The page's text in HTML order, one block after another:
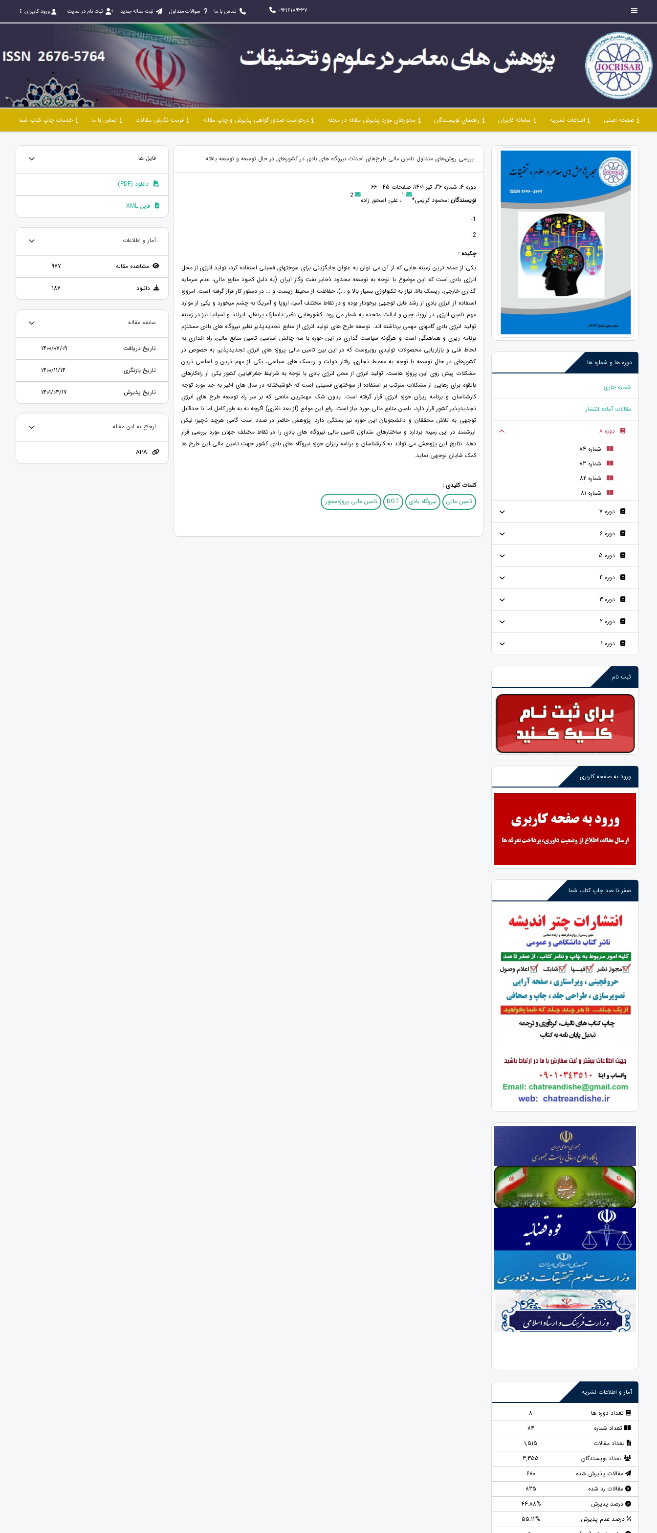
09216189337 تماس با ما سوالات متداول ثبت مقاله جدید ثبت نام در سایت ورود کاربران
صفحه اصلی اطلاعات نشریه سامانه کاربران راهنمای نویسندگان محورهای مورد پذیرش مقاله در مجله درخواست صدور گواهی پذیرش و چاپ مقاله فرمت نگارش مقالات تماس با ما خدمات چاپ کتاب شما
دوره ها و شماره ها
شماره جاری
مقالات آماده انتشار
دوره 8
شماره 84
شماره 83
شماره 82
شماره 81
دوره 7
دوره 6
دوره 5
دوره 4
دوره 3
دوره 2
دوره 1
ثبت نام
ورود به صفحه کاربری
صفر تا صد چاپ کتاب شما
آمار و اطلاعات نشریه
تعداد دوره ها
8
تعداد شماره
84
تعداد مقالات
1,515
تعداد نویسندگان
3,355
مقالات پذیرش شده
680
مقالات رد شده
835
درصد پذیرش
44.88%
درصد عدم پذیرش
55.12%
بررسی روش‌های متداول تامين مالی طرح‌های احداث نيروگاه های بادی در کشورهای در حال توسعه و توسعه یافته
دوره 4، شماره 36، تیر 1401، صفحات 45 - 66
نویسندگان :محمود کریمی* 1، علی اسحق زاده 2
1
-
2
-
چکیده :
يکی از عمده ترين زمينه هايی که از آن می توان به عنوان جايگزينی برای سوختهای فسيلی استفاده کرد، توليد انرژی از محل
انرژی بادی است که اين موضوع با توجه به توسعه محدود ذخاير نفت وگاز ايران (به دليل کمبود منابع مالی، عدم سرمايه
گذاری خارجی، ريسک بالا، نياز به تکنولوژی بسيار بالا و ...)، حفاظت از محيط زيست و ... در دستور کار قرار گرفته است. امروزه
استفاده از انرژی بادی از رشد قابل توجهی برخودار بوده و در نقاط مختلف آسيا، اروپا و آمريکا به چشم میخورد و يکی از موارد
مهم تامين انرژی در اروپا، چين و ايالت متحده به شمار می رود. کشورهايی نظير دانمارک پرتغال، ايرلند و اسپانيا نيز در زمينه
توليد انرژی بادی گامهای مهمی برداشته اند. توسعه طرح های توليد انرژی از منابع تجديدپذير نظير نيروگاه های بادی مستلزم
برنامه ريزی و هماهنگی است و هرگونه سياست گذاری در این حوزه با سه چالش اساسی تامین منابع مالی، راه اندازی به
لحاظ فنی و بازاریابی محصولات تولیدی روبروست که در این بین تامين مالی پروژه های انرژی تجديدپذير، به خصوص در
کشورهای در حال توسعه با توجه به محيط تجاری، رفتار دولت و ريسک های سياسی، يکی از مهم ترين و اساسی ترين
مشکلات پيش روی اين پروژه هاست. توليد انرژی از محل انرژی بادی با توجه به شرایط جغرافیایی کشور یکی از راه‌کارهای
بالقوه برای رهایی از مشکلات مترتب بر استفاده از سوختهای فسیلی است که خوشبختانه در سال های اخیر به جد مورد توجه
کارشناسان و برنامه ریزان حوزه انرژی قرار گرفته است. بدون شک مهمترین مانعی که بر سر راه توسعه طرح های انرژی
تجدیدپذیر کشور قرار دارد، تامین منابع مالی مورد نیاز است. رفع این موانع (از بعد نظری) اگرچه نه به طور کامل اما تا حدقابل
توجهی به تلاش محققان و دانشجویان این حوزه نیز بستگی دارد. پژوهش حاضر در صدد است گامی هرچد ناچیز؛ لیکن
ارزشمند در این زمینه بردارد و ساختارهای متداول تامين مالی نيروگاه های بادی را در نقاط مختلف جهان مورد بررسی قرار
دهد. نتایج این پژوهش می تواند به کارشناسان و برنامه ریزان حوزه نیروگاه های بادی کشور جهت تامین مالی این طرح ها
کمک شایان توجهی نماید.
کلمات کلیدی :
تامین مالی
نیروگاه بادی BOT تامین مالی پروژه‌محور.
فایل ها
دانلود (PDF)
فایل XML
آمار و اطلاعات
مشاهده مقاله 977
دانلود 187
سابقه مقاله
تاریخ دریافت 1400/07/09
تاریخ بازنگری 1400/11/14
تاریخ پذیرش 1401/04/17
ارجاع به این مقاله